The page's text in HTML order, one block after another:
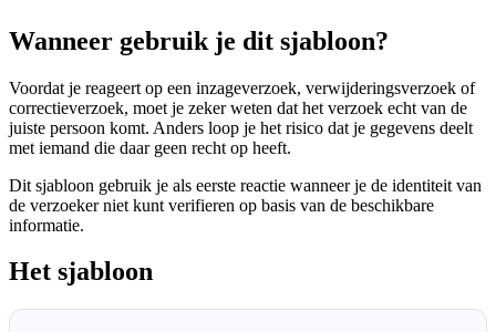
Wanneer gebruik je dit sjabloon?
Voordat je reageert op een inzageverzoek, verwijderingsverzoek of
correctieverzoek, moet je zeker weten dat het verzoek echt van de
juiste persoon komt. Anders loop je het risico dat je gegevens deelt
met iemand die daar geen recht op heeft.
Dit sjabloon gebruik je als eerste reactie wanneer je de identiteit van
de verzoeker niet kunt verifieren op basis van de beschikbare
informatie.
Het sjabloon